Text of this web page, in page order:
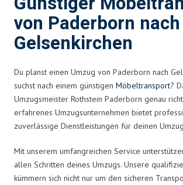
von Paderborn nach
Gelsenkirchen
Du planst einen Umzug von Paderborn nach
suchst nach einem günstigen Möbeltransport?
Umzugsmeister Rothstein Paderborn genau
erfahrenes Umzugsunternehmen bietet
zuverlässige Dienstleistungen für deinen
Mit unserem umfangreichen Service
allen Schritten deines Umzugs. Unsere
kümmern sich nicht nur um den sicheren